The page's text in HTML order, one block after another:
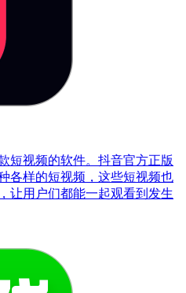
短视频的软件。抖音官方正版
各样的短视频，这些短视频也
让用户们都能一起观看到发生